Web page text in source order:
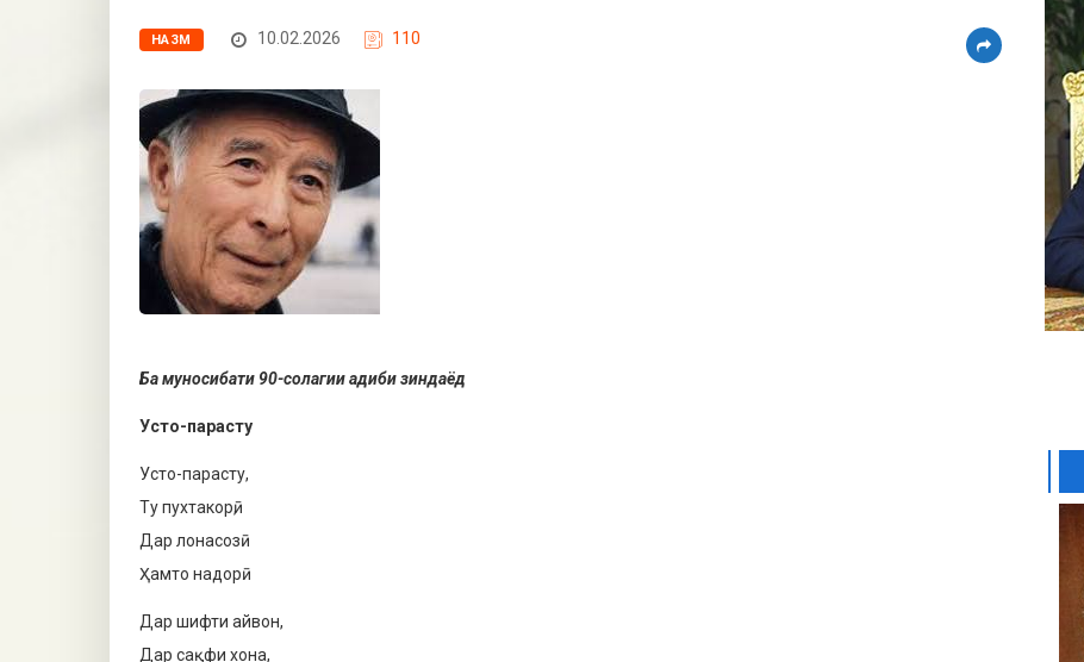
НАЗМ 10.02.2026 110
Ба муносибати 90-солагии адиби зиндаёд
Усто-парасту
Усто-парасту,
Ту пухтакорӣ,
Дар лонасозӣ
Ҳамто надорӣ.
Дар шифти айвон,
Дар сақфи хона,